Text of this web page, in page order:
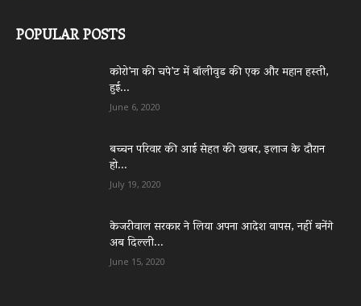
POPULAR POSTS
कोरो’ना की चपे’ट में बॉलीवुड की एक और महान हस्ती,
हुई...
June 6, 2020
बच्चन परिवार की आई सेहत की खबर, इलाज के दौरान
हो...
July 19, 2020
केजरीवाल सरकार ने लिया अपना आदेश वापस, नहीं बनेंगे
अब दिल्ली...
June 15, 2020